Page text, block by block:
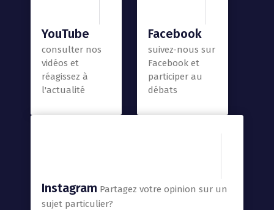
YouTube
consulter nos
vidéos et
réagissez à
l'actualité
Facebook
suivez-nous sur
Facebook et
participer au
débats
Instagram Partagez votre opinion sur un
sujet particulier?